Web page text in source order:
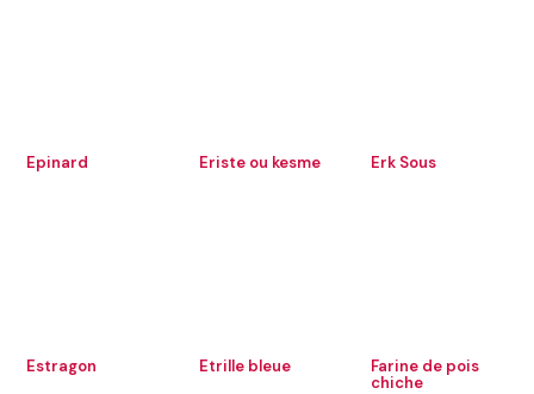
Epinard Eriste ou kesme Erk Sous
Estragon Etrille bleue
Farine de pois
chiche